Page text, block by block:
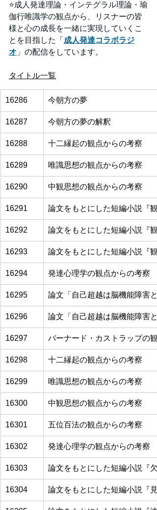
⭐️成人発達理論・インテグラル理論・瑜
伽行唯識学の観点から、リスナーの皆
様と心の成長を一緒に実現していくこ
とを目指した「 成人発達コラボラジ
オ 」の配信をしています。
タイトル一覧
16286 今朝方の夢
16287 今朝方の夢の解釈
16288 十二縁起の観点からの考察
16289 唯識思想の観点からの考察
16290 中観思想の観点からの考察
16291 論文をもとにした短編小説『
16292 論文をもとにした短編小説『
16293 論文をもとにした短編小説『
16294 発達心理学の観点からの考察
16295 論文「自己超越は脳機能障害
16296 論文「自己超越は脳機能障害
16297 バーナード・カストラップの
16298 十二縁起の観点からの考察
16299 唯識思想の観点からの考察
16300 中観思想の観点からの考察
16301 五位百法の観点からの考察
16302 発達心理学の観点からの考察
16303 論文をもとにした短編小説『
16304 論文をもとにした短編小説『